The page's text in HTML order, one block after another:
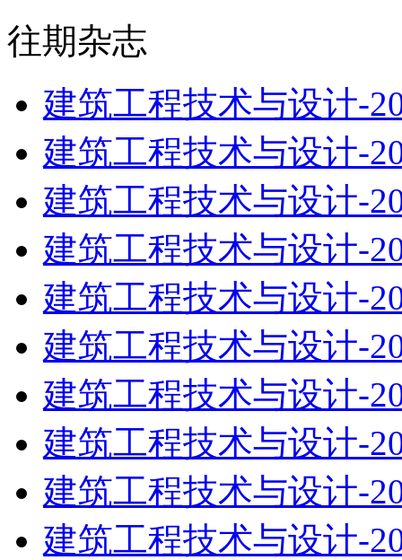
往期杂志
建筑工程技术与设计-
建筑工程技术与设计-
建筑工程技术与设计-
建筑工程技术与设计-
建筑工程技术与设计-
建筑工程技术与设计-
建筑工程技术与设计-
建筑工程技术与设计-
建筑工程技术与设计-
建筑工程技术与设计-